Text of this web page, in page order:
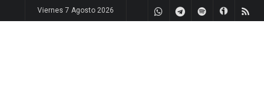
Viernes 7 Agosto 2026